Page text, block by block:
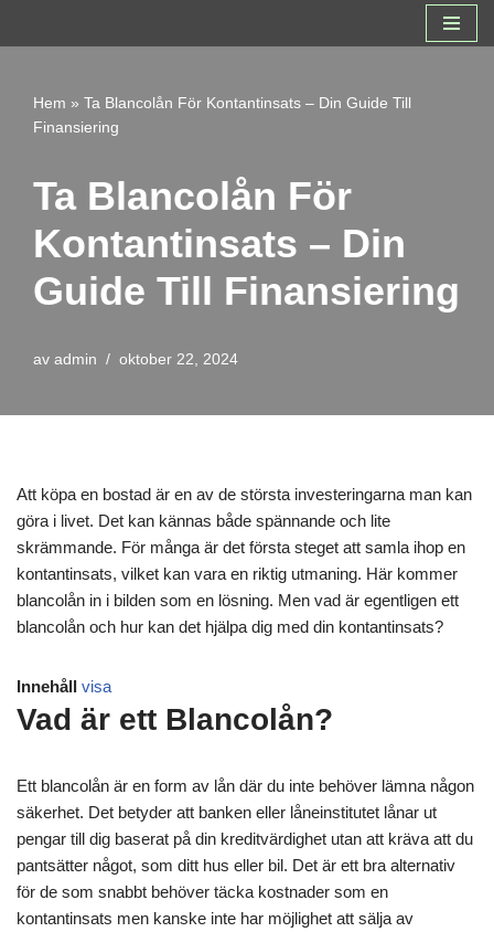
innehåll
Hem » Ta Blancolån För Kontantinsats – Din Guide Till
Finansiering
Ta Blancolån För
Kontantinsats – Din
Guide Till Finansiering
av admin oktober 22, 2024
Att köpa en bostad är en av de största investeringarna man kan
göra i livet. Det kan kännas både spännande och lite
skrämmande. För många är det första steget att samla ihop en
kontantinsats, vilket kan vara en riktig utmaning. Här kommer
blancolån in i bilden som en lösning. Men vad är egentligen ett
blancolån och hur kan det hjälpa dig med din kontantinsats?
Innehåll visa
Vad är ett Blancolån?
Ett blancolån är en form av lån där du inte behöver lämna någon
säkerhet. Det betyder att banken eller låneinstitutet lånar ut
pengar till dig baserat på din kreditvärdighet utan att kräva att du
pantsätter något, som ditt hus eller bil. Det är ett bra alternativ
för de som snabbt behöver täcka kostnader som en
kontantinsats men kanske inte har möjlighet att sälja av